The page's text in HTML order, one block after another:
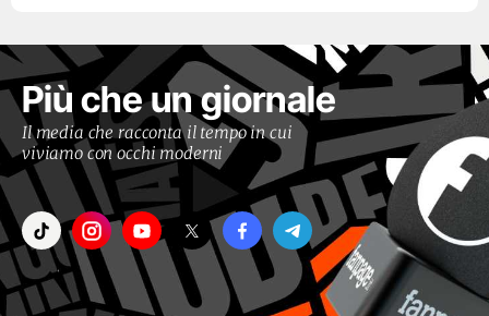
Più che un giornale
Il media che racconta il tempo in cui
viviamo con occhi moderni